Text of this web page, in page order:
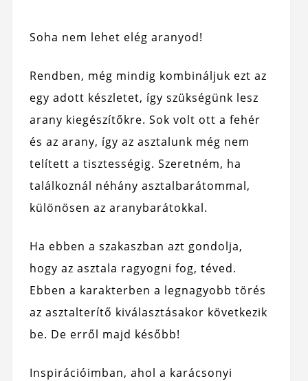
Soha nem lehet elég aranyod!
Rendben, még mindig kombináljuk ezt az
egy adott készletet, így szükségünk lesz
arany kiegészítőkre. Sok volt ott a fehér
és az arany, így az asztalunk még nem
telített a tisztességig. Szeretném, ha
találkoznál néhány asztalbarátommal,
különösen az aranybarátokkal.
Ha ebben a szakaszban azt gondolja,
hogy az asztala ragyogni fog, téved.
Ebben a karakterben a legnagyobb törés
az asztalterítő kiválasztásakor következik
be. De erről majd később!
Inspirációimban, ahol a karácsonyi